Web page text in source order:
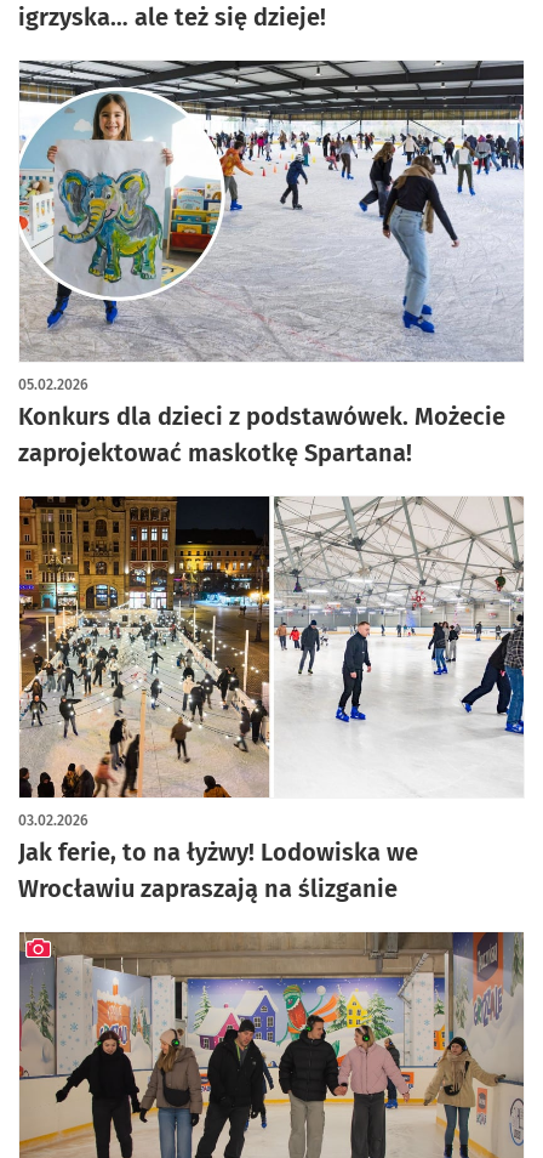
igrzyska… ale też się dzieje!
Konkurs dla dzieci z podstawówek. Możecie
zaprojektować maskotkę Spartana!
05.02.2026
Jak ferie, to na łyżwy! Lodowiska we
Wrocławiu zapraszają na ślizganie
03.02.2026